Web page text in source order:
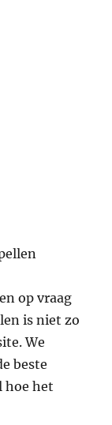
op vraag
is niet zo
We
beste
hoe het